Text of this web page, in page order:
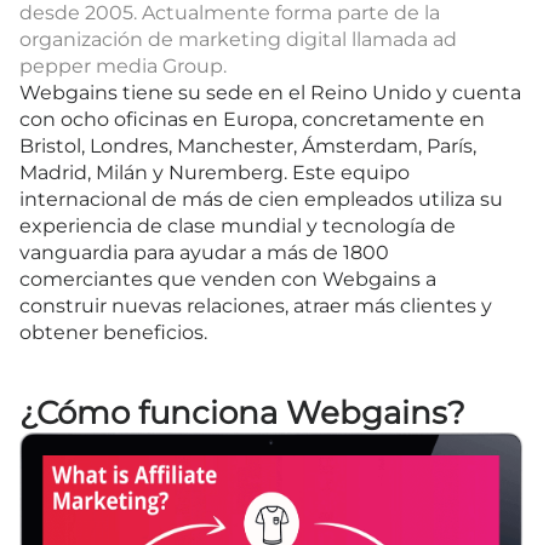
desde 2005. Actualmente forma parte de la
organización de marketing digital llamada ad
pepper media Group.
Webgains tiene su sede en el Reino Unido y cuenta
con ocho oficinas en Europa, concretamente en
Bristol, Londres, Manchester, Ámsterdam, París,
Madrid, Milán y Nuremberg. Este equipo
internacional de más de cien empleados utiliza su
experiencia de clase mundial y tecnología de
vanguardia para ayudar a más de 1800
comerciantes que venden con Webgains a
construir nuevas relaciones, atraer más clientes y
obtener beneficios.
¿Cómo funciona Webgains?